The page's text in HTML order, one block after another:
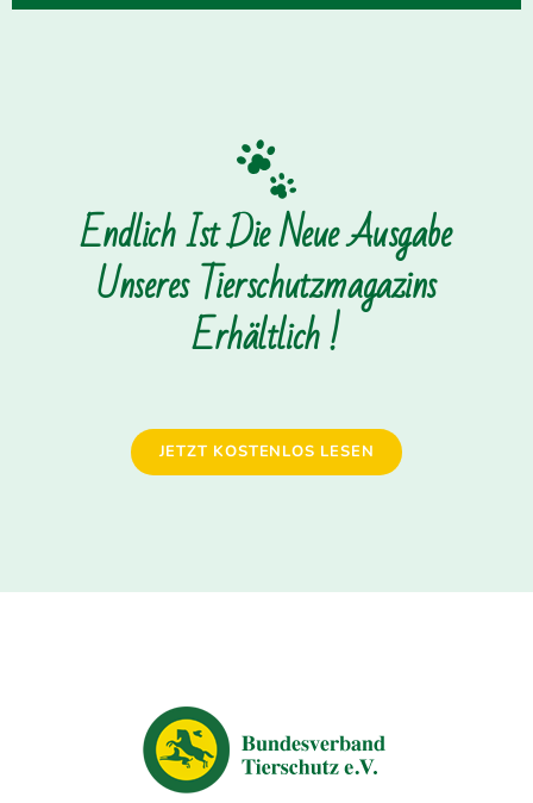
Endlich Ist Die Neue Ausgabe
Unseres Tierschutzmagazins
Erhältlich !
JETZT KOSTENLOS LESEN